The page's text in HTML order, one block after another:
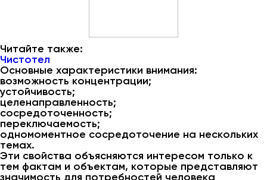
Читайте также:
Чистотел
Основные характеристики внимания:
возможность концентрации;
устойчивость;
целенаправленность;
сосредоточенность;
переключаемость;
одномоментное сосредоточение на нескольких
темах.
Эти свойства объясняются интересом только к
тем фактам и объектам, которые представляют
значимость для потребностей человека